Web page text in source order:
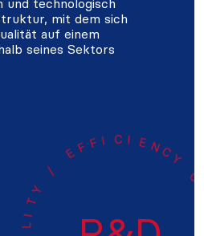
und technologisch
mit dem sich
auf einem
seines Sektors
/
E
F
CI E N C Y CER
I